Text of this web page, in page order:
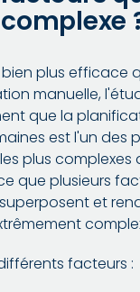
bien plus efficace
manuelle,
que la
est l'un des
plus complexes
que plusieurs
et
facteurs :